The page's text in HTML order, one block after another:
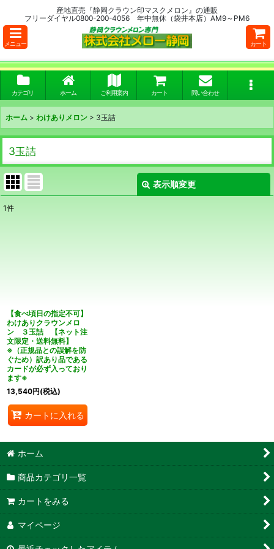
産地直売『静岡クラウン印マスクメロン』の通販
フリーダイヤル0800-200-4056 年中無休（袋井本店）AM9～PM6
メニュー カート
カテゴリ ホーム ご利用案内 カート 問い合わせ
ホーム > わけありメロン > 3玉詰
3玉詰
表示順変更
1件
【食べ頃日の指定不可】
わけありクラウンメロ
ン ３玉詰 【ネット注
文限定・送料無料】
※（正規品との誤解を防
ぐため）訳あり品である
カードが必ず入っており
ます※
13,540円(税込)
カートに入れる
ホーム
商品カテゴリ一覧
カートをみる
マイページ